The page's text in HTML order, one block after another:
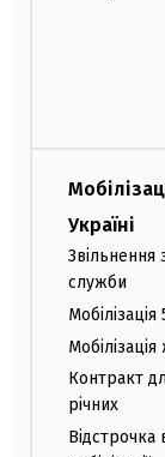
Україні
Звільнення
служби
Мобілізація
Контракт
річних
Відстрочка